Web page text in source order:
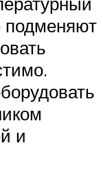
подменяют
и